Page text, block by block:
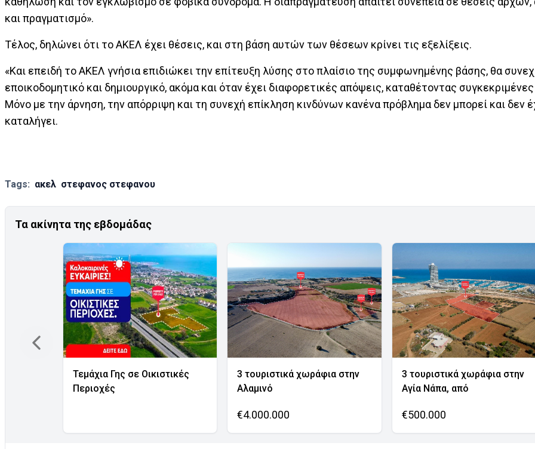
και πραγματισμό».
Τέλος, δηλώνει ότι το ΑΚΕΛ έχει θέσεις, και στη βάση αυτών των θέσεων κρίνει τις εξελίξεις.
«Και επειδή το ΑΚΕΛ γνήσια επιδιώκει την επίτευξη λύσης στο πλαίσιο της συμφωνημένης βάσης, θα
εποικοδομητικό και δημιουργικό, ακόμα και όταν έχει διαφορετικές απόψεις, καταθέτοντας
Μόνο με την άρνηση, την απόρριψη και τη συνεχή επίκληση κινδύνων κανένα πρόβλημα δεν μπορεί και δεν
καταλήγει.
Tags: ακελ στεφανος στεφανου
Τα ακίνητα της εβδομάδας
Τεμάχια Γης σε Οικιστικές
Περιοχές
3 τουριστικά χωράφια στην
Αλαμινό
€4.000.000
3 τουριστικά χωράφια στην
Αγία Νάπα, από
€500.000